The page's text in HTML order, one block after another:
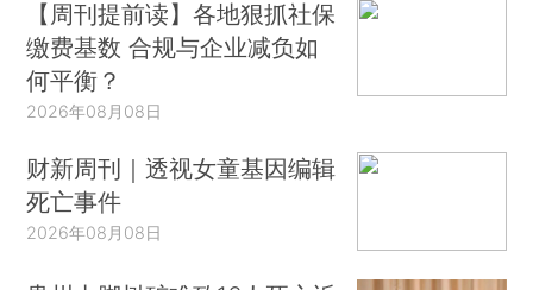
【周刊提前读】各地狠抓社保
缴费基数 合规与企业减负如
何平衡？
2026年08月08日
财新周刊｜透视女童基因编辑
死亡事件
2026年08月08日